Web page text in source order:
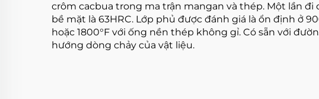
crôm cacbua trong ma trận mangan và thép. Một lần
bề mặt là 63HRC. Lớp phủ được đánh giá là ổn định ở
hoặc 1800°F với ống nền thép không gỉ. Có sẵn với
hướng dòng chảy của vật liệu.